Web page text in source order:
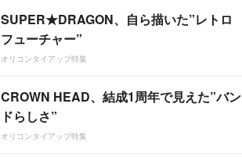
SUPER★DRAGON、自ら描いた”レトロ
フューチャー”
オリコンタイアップ特集
CROWN HEAD、結成1周年で見えた”バン
ドらしさ”
オリコンタイアップ特集